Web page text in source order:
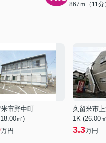
867ｍ（11分
米市野中町
㎡)
万円
久留米市
1K (26.00
3.3万円